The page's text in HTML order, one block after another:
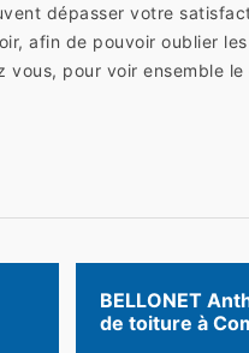
dépasser votre
afin de pouvoir oublier
vous, pour voir ensemble
BELLONET
de toiture à